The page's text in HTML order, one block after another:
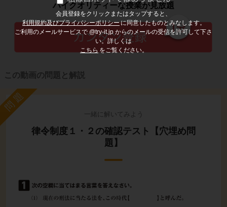
会員登録をクリックまたはタップすると、
利用規約及びプライバシーポリシーに同意したものとみなします。
ご利用のメールサービスで @try-it.jp からのメールの受信を許可して下さ
い。詳しくは
こちら をご覧ください。
ハイクオリティーな授業が見放題
この動画の問題と解説
問題
一緒に解いてみよう
律令制度１・２の確認テスト【穴埋め問
題】